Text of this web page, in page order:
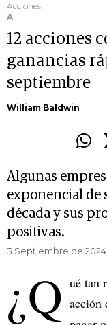
Acciones
A
12 acciones
ganancias
septiembre
William Baldwin
Algunas
exponencial de
década y sus
positivas.
3 Septiembre de 2024
¿Q ué tan
acción